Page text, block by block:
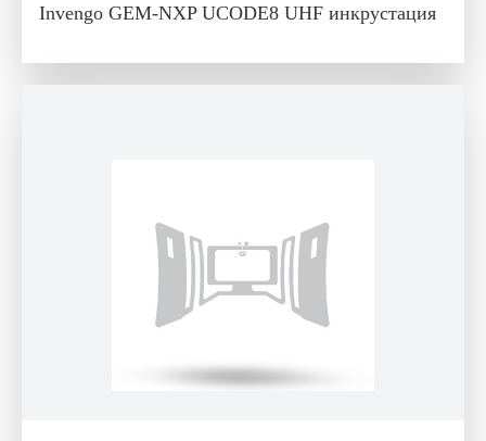
Invengo GEM-NXP UCODE8 UHF инкрустация